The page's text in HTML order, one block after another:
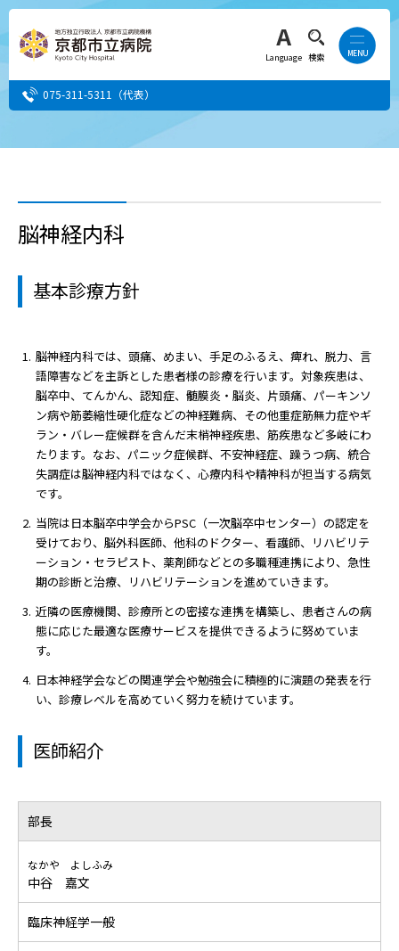
Language 検索
075-311-5311 （代表）
当院へ就職希望の方
事業者・その他の方
病院の概要
当院の魅力
よくある質問
ご意見箱
脳神経内科
基本診療方針
脳神経内科では、頭痛、めまい、手足のふるえ、痺れ、脱力、言
語障害などを主訴とした患者様の診療を行います。対象疾患は、
脳卒中、てんかん、認知症、髄膜炎・脳炎、片頭痛、パーキンソ
ン病や筋萎縮性硬化症などの神経難病、その他重症筋無力症やギ
ラン・バレー症候群を含んだ末梢神経疾患、筋疾患など多岐にわ
たります。なお、パニック症候群、不安神経症、躁うつ病、統合
失調症は脳神経内科ではなく、心療内科や精神科が担当する病気
です。
当院は日本脳卒中学会からPSC（一次脳卒中センター）の認定を
受けており、脳外科医師、他科のドクター、看護師、リハビリテ
ーション・セラピスト、薬剤師などとの多職種連携により、急性
期の診断と治療、リハビリテーションを進めていきます。
近隣の医療機関、診療所との密接な連携を構築し、患者さんの病
態に応じた最適な医療サービスを提供できるように努めていま
す。
日本神経学会などの関連学会や勉強会に積極的に演題の発表を行
い、診療レベルを高めていく努力を続けています。
医師紹介
部長
なかや よしふみ
中谷 嘉文
臨床神経学一般